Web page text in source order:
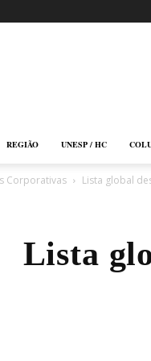
REGIÃO UNESP / HC
Corporativas Lista global
Lista